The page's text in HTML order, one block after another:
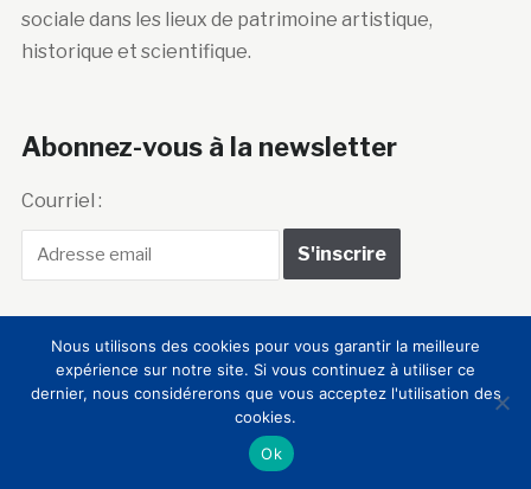
sociale dans les lieux de patrimoine artistique,
historique et scientifique.
Abonnez-vous à la newsletter
Courriel :
Club Innovation &
Culture CLIC France
Nous utilisons des cookies pour vous garantir la meilleure
expérience sur notre site. Si vous continuez à utiliser ce
dernier, nous considérerons que vous acceptez l'utilisation des
cookies.
Ok